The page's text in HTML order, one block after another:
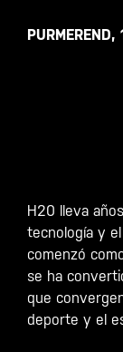
H20 lleva
tecnología y
comenzó
se ha
que
deporte y el